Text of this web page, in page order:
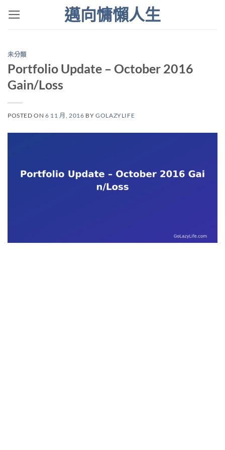
邁向慵懶人生
未分類
Portfolio Update – October 2016
Gain/Loss
POSTED ON6 11 月, 2016 BYGOLAZYLIFE